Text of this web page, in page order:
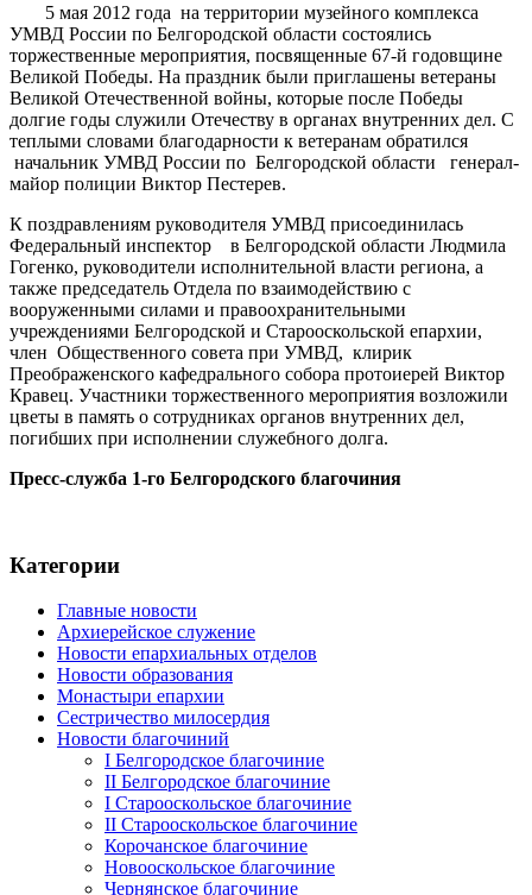
5 мая 2012 года на территории музейного комплекса
УМВД России по Белгородской области состоялись
торжественные мероприятия, посвященные 67-й годовщине
Великой Победы. На праздник были приглашены ветераны
Великой Отечественной войны, которые после Победы
долгие годы служили Отечеству в органах внутренних дел. С
теплыми словами благодарности к ветеранам обратился
начальник УМВД России по Белгородской области генерал-
майор полиции Виктор Пестерев.
К поздравлениям руководителя УМВД присоединилась
Федеральный инспектор в Белгородской области Людмила
Гогенко, руководители исполнительной власти региона, а
также председатель Отдела по взаимодействию с
вооруженными силами и правоохранительными
учреждениями Белгородской и Старооскольской епархии,
член Общественного совета при УМВД, клирик
Преображенского кафедрального собора протоиерей Виктор
Кравец. Участники торжественного мероприятия возложили
цветы в память о сотрудниках органов внутренних дел,
погибших при исполнении служебного долга.
Пресс-служба 1-го Белгородского благочиния
Категории
Главные новости
Архиерейское служение
Новости епархиальных отделов
Новости образования
Монастыри епархии
Сестричество милосердия
Новости благочиний
I Белгородское благочиние
II Белгородское благочиние
I Старооскольское благочиние
II Старооскольское благочиние
Корочанское благочиние
Новооскольское благочиние
Чернянское благочиние